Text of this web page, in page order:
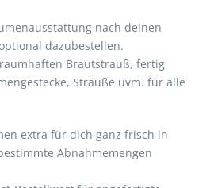
nach deinen
dazubestellen.
Brautstrauß, fertig
Sträuße uvm. für alle
extra für dich ganz frisch in
Abnahmemengen